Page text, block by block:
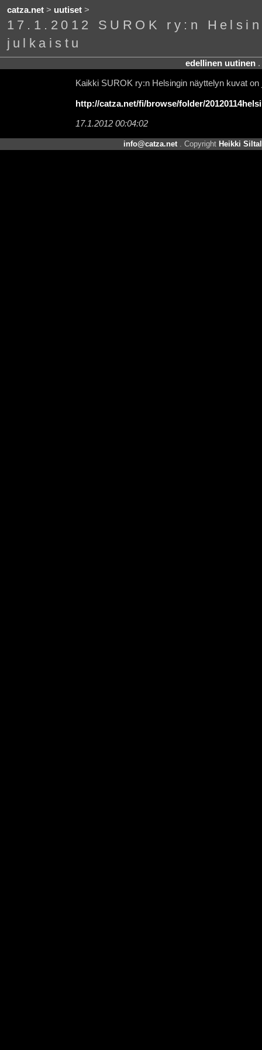
catza.net> uutiset>
17.1.2012 SUROK ry:n
julkaistu
edellinen uutinen.
Kaikki SUROK ry:n Helsingin näyttelyn kuvat on
http://catza.net/fi/browse/folder/
17.1.2012 00:04:02
info@catza.net. Copyright Heikki